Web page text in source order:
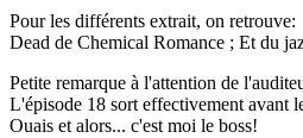
Pour les différents extrait, on retrouve:
Dead de Chemical Romance ; Et du
Petite remarque à l'attention de
L'épisode 18 sort effectivement avant
Ouais et alors... c'est moi le boss!